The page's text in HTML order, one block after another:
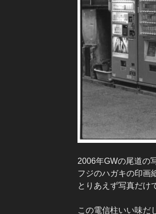
2006年GWの尾道の
フジのハガキの印画
とりあえず写真だけ
この電信柱いい味だ